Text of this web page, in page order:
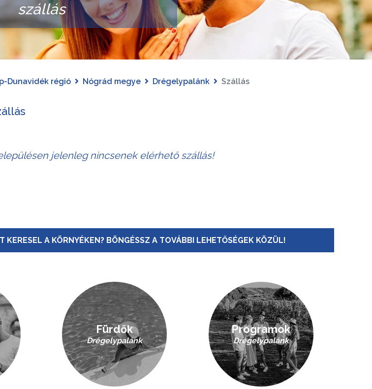
szállás
Dunavidék régió Nógrád megye Drégelypalánk Szállás
jelenleg nincsenek elérhető szállás!
KERESEL A KÖRNYÉKEN? BÖNGÉSSZ A TOVÁBBI LEHETŐSÉGEK KÖZÜL!
Fürdők
Drégelypalánk
Programok
Drégelypalánk